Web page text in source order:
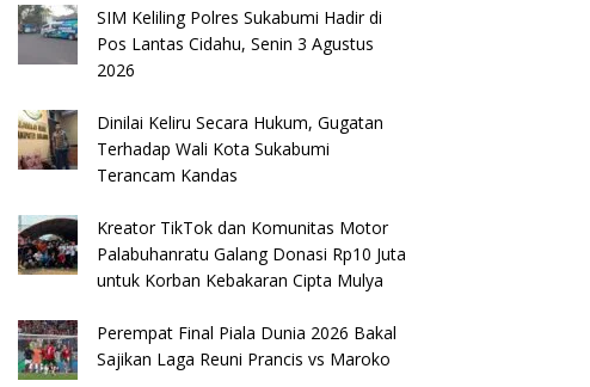
SIM Keliling Polres Sukabumi Hadir di
Pos Lantas Cidahu, Senin 3 Agustus
2026
Dinilai Keliru Secara Hukum, Gugatan
Terhadap Wali Kota Sukabumi
Terancam Kandas
Kreator TikTok dan Komunitas Motor
Palabuhanratu Galang Donasi Rp10 Juta
untuk Korban Kebakaran Cipta Mulya
Perempat Final Piala Dunia 2026 Bakal
Sajikan Laga Reuni Prancis vs Maroko